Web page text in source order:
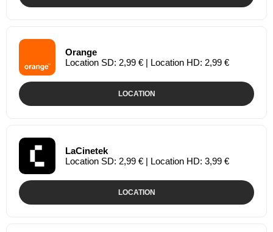
Orange
Location SD: 2,99 € | Location HD: 2,99 €
LOCATION
LaCinetek
Location SD: 2,99 € | Location HD: 3,99 €
LOCATION